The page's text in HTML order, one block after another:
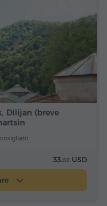
Dilijan (breve
33.02 USD